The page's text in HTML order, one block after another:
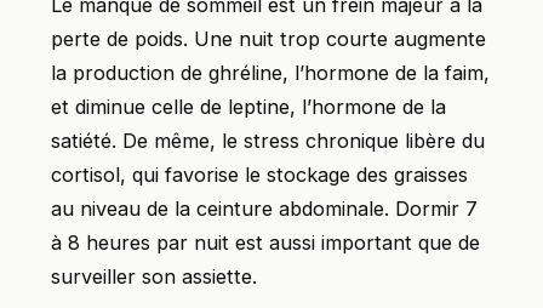
perte de poids. Une nuit trop courte augmente
la production de ghréline, l’hormone de la faim,
et diminue celle de leptine, l’hormone de la
satiété. De même, le stress chronique libère du
cortisol, qui favorise le stockage des graisses
au niveau de la ceinture abdominale. Dormir 7
à 8 heures par nuit est aussi important que de
surveiller son assiette.